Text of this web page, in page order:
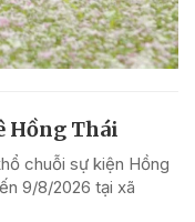
Hồng Thái
chuỗi sự kiện Hồng
9/8/2026 tại xã